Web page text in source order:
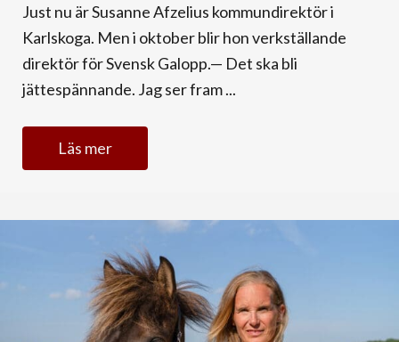
Just nu är Susanne Afzelius kommundirektör i
Karlskoga. Men i oktober blir hon verkställande
direktör för Svensk Galopp.— Det ska bli
jättespännande. Jag ser fram ...
Läs mer